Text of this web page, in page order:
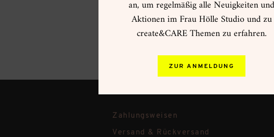
Zahlungsweisen
Versand & Rückversand
an, um regelmäßig alle Neuigkeiten und
Aktionen im Frau Hölle Studio und zu
create&CARE Themen zu erfahren.
ZUR ANMELDUNG